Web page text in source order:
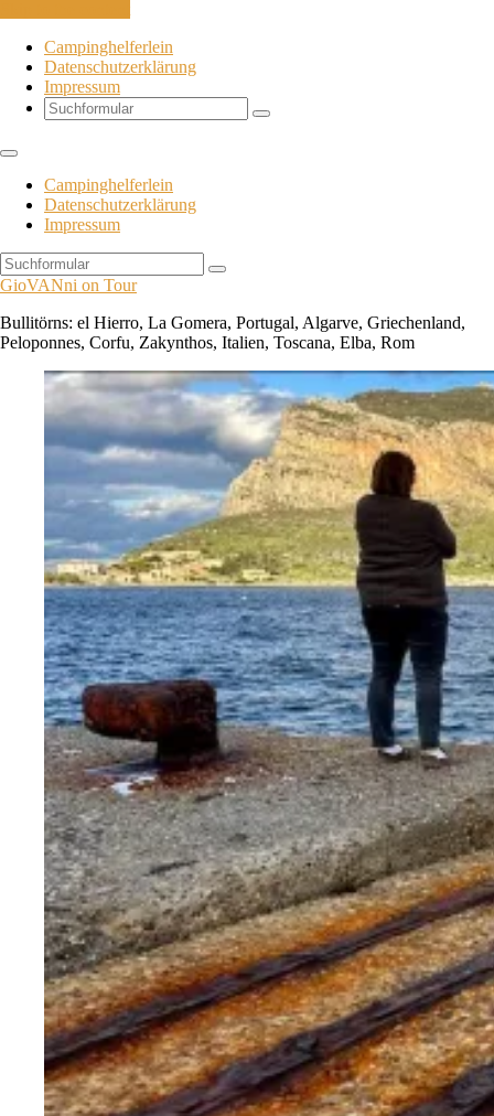
Campinghelferlein
Datenschutzerklärung
Impressum
Search
Campinghelferlein
Datenschutzerklärung
Impressum
Search
GioVANni on Tour
Bullitörns: el Hierro, La Gomera, Portugal, Algarve, Griechenland,
Peloponnes, Corfu, Zakynthos, Italien, Toscana, Elba, Rom